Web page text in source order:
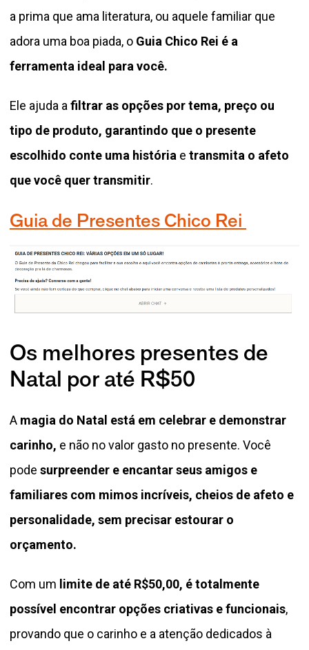
a prima que ama literatura, ou aquele familiar que
adora uma boa piada, o Guia Chico Rei é a
ferramenta ideal para você.
Ele ajuda a filtrar as opções por tema, preço ou
tipo de produto, garantindo que o presente
escolhido conte uma história e transmita o afeto
que você quer transmitir.
Guia de Presentes Chico Rei
Os melhores presentes de
Natal por até R$50
A magia do Natal está em celebrar e demonstrar
carinho, e não no valor gasto no presente. Você
pode surpreender e encantar seus amigos e
familiares com mimos incríveis, cheios de afeto e
personalidade, sem precisar estourar o
orçamento.
Com um limite de até R$50,00, é totalmente
possível encontrar opções criativas e funcionais,
provando que o carinho e a atenção dedicados à